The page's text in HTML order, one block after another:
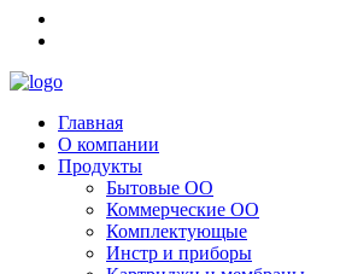
Главная
О компании
Продукты
Бытовые ОО
Коммерческие ОО
Комплектующые
Инстр и приборы